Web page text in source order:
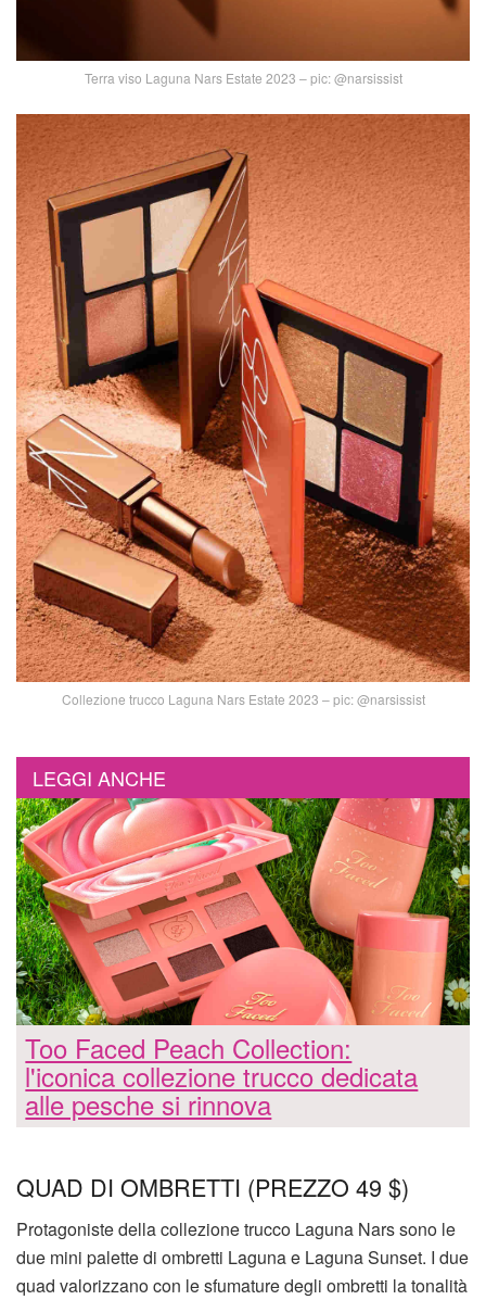
Terra viso Laguna Nars Estate 2023 – pic: @narsissist
Collezione trucco Laguna Nars Estate 2023 – pic: @narsissist
LEGGI ANCHE
Too Faced Peach Collection:
l'iconica collezione trucco dedicata
alle pesche si rinnova
QUAD DI OMBRETTI (PREZZO 49 $)
Protagoniste della collezione trucco Laguna Nars sono le
due mini palette di ombretti Laguna e Laguna Sunset. I due
quad valorizzano con le sfumature degli ombretti la tonalità